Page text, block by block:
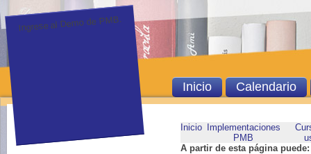
Inicio
Implementaciones
PMB
A partir de esta página puede:
Ingrese al Demo de PMB.
Inicio Calendario